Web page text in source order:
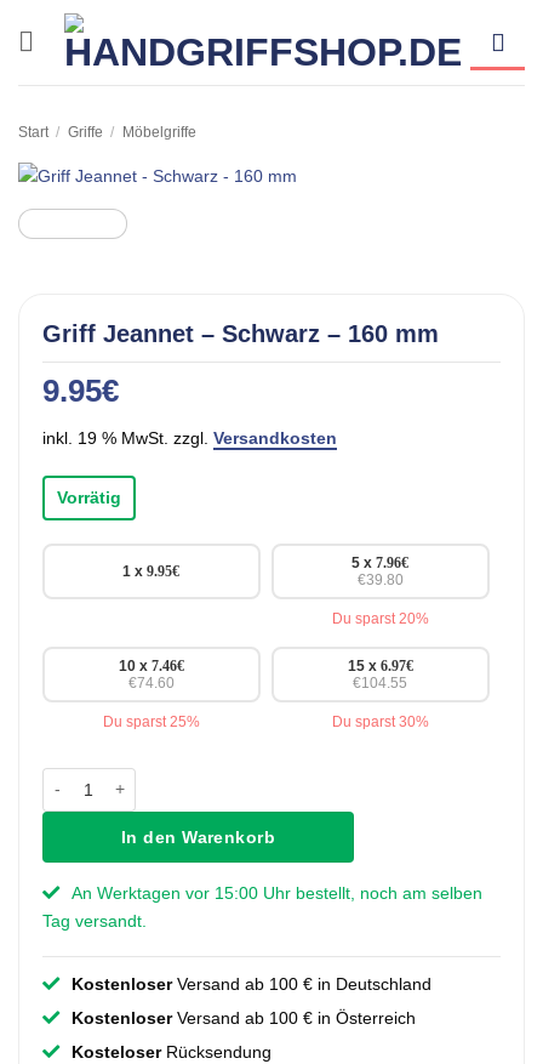
Start / Griffe / Möbelgriffe
Griff Jeannet – Schwarz – 160 mm
9.95€
inkl. 19 % MwSt. zzgl. Versandkosten
Vorrätig
1 x9.95€
5 x7.96€
€39.80
Du sparst 20%
10 x 7.46€
€74.60
Du sparst 25%
15 x 6.97€
€104.55
Du sparst 30%
In den Warenkorb
An Werktagen vor 15:00 Uhr bestellt, noch am selben
Tag versandt.
KostenloserVersand ab 100 € in Deutschland
KostenloserVersand ab 100 € in Österreich
Kosteloser Rücksendung